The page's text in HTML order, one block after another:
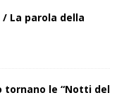
La parola della
tornano le “Notti del